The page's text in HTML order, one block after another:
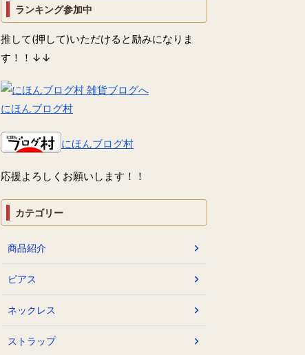
ランキング参加中
推して(押して)いただけると励みになりま
す！！↓↓
にほんブログ村
にほんブログ村
応援よろしくお願いします！！
カテゴリー
商品紹介
ピアス
ネックレス
ストラップ